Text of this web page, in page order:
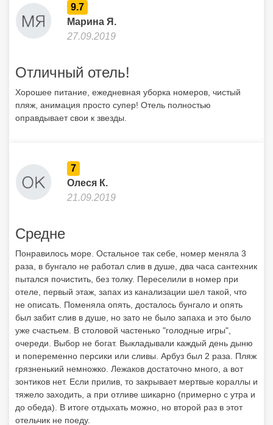
21.09.2019
Средне
пытался почистить, без толку. Переселили в номер при
отеле, первый этаж, запах из канализации шел такой, что
не описать. Поменяла опять, досталось бунгало и опять
был забит слив в душе, но зато не было запаха и это было
и попеременно персики или сливы. Арбуз был 2 раза. Пляж
грязненький немножко. Лежаков достаточно много, а вот
зонтиков нет. Если прилив, то закрывает мертвые кораллы и
тяжело заходить, а при отливе шикарно (примерно с утра и
до обеда). В итоге отдыхать можно, но второй раз в этот
отельчик не поеду.
7.7
Владимир К.
11.09.2019
Джерба Захра сентябрь 2019